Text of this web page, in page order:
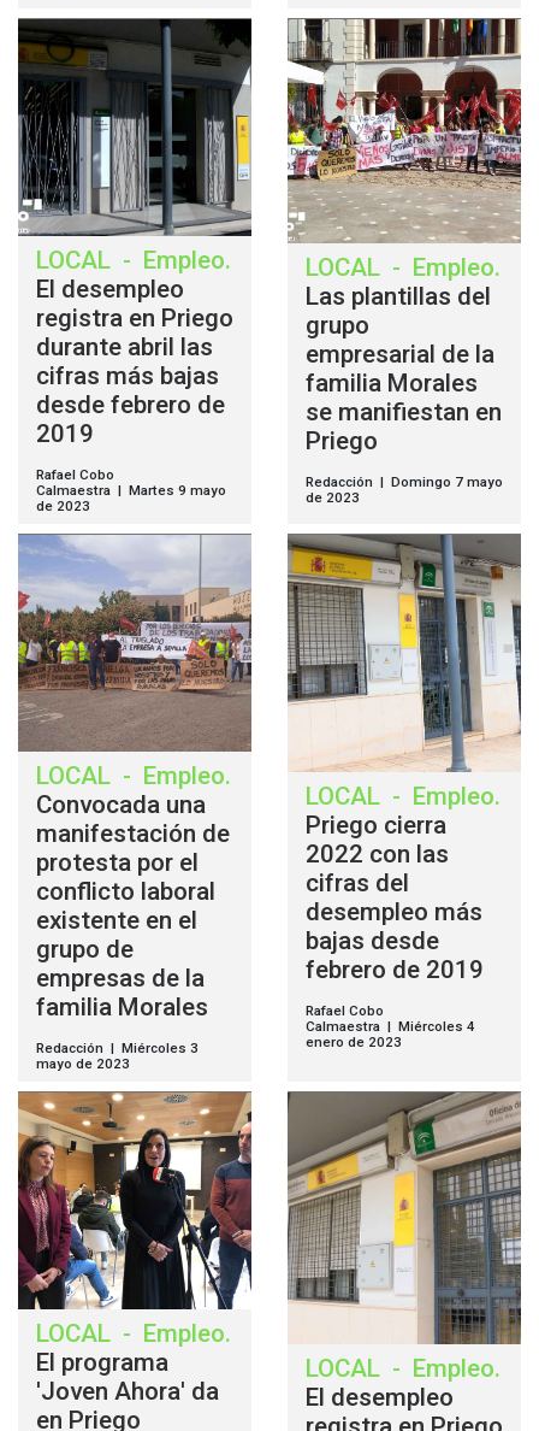
LOCAL - Empleo.
El desempleo
registra en Priego
durante abril las
cifras más bajas
desde febrero de
2019
Rafael Cobo
Calmaestra | Martes 9 mayo
de 2023
LOCAL - Empleo.
Las plantillas del
grupo
empresarial de la
familia Morales
se manifiestan en
Priego
Redacción | Domingo 7 mayo
de 2023
LOCAL - Empleo.
Convocada una
manifestación de
protesta por el
conflicto laboral
existente en el
grupo de
empresas de la
familia Morales
Redacción | Miércoles 3
mayo de 2023
LOCAL - Empleo.
Priego cierra
2022 con las
cifras del
desempleo más
bajas desde
febrero de 2019
Rafael Cobo
Calmaestra | Miércoles 4
enero de 2023
LOCAL - Empleo.
El programa
'Joven Ahora' da
en Priego
LOCAL - Empleo.
El desempleo